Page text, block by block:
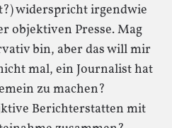
widerspricht irgendwie
objektiven Presse. Mag
bin, aber das will mir
mal, ein Journalist hat
zu machen?
Berichterstatten mit